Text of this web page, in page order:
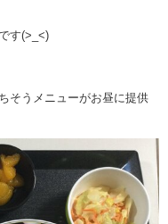
す(>_<)
そうメニューがお昼に提供